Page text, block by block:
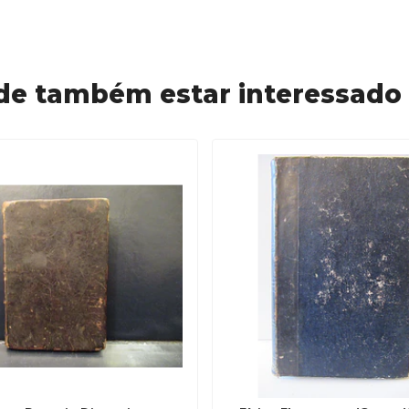
também estar interessado